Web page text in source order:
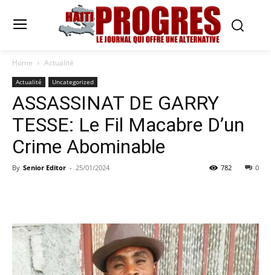
Home Actualité
Actualité Uncategorized
ASSASSINAT DE GARRY
TESSE: Le Fil Macabre D’un
Crime Abominable
By Senior Editor - 25/01/2024 0
782